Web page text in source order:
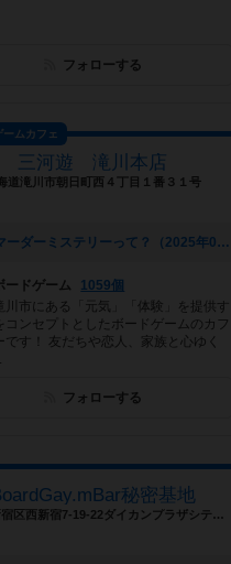
フォローする
ームカフェ
三河遊 滝川本店
道滝川市朝日町西４丁目１番３１号
[NEW] マーダーミステリーって？（2025年03月11日 22時48分）
ードゲーム
1059個
川市にある「元気」「体験」を提供す
コンセプトとしたボードゲームのカフ
です！ 友だちや恋人、家族と心ゆく
フォローする
秘密基地
東京都新宿区西新宿7-19-22ダイカンプラザシティ104